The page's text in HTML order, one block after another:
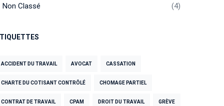
Non Classé 4
ACCIDENT DU TRAVAIL AVOCAT CASSATION
CHARTE DU COTISANT CONTRÔLÉ CHOMAGE PARTIEL
CONTRAT DE TRAVAIL CPAM DROIT DU TRAVAIL GRÈVE